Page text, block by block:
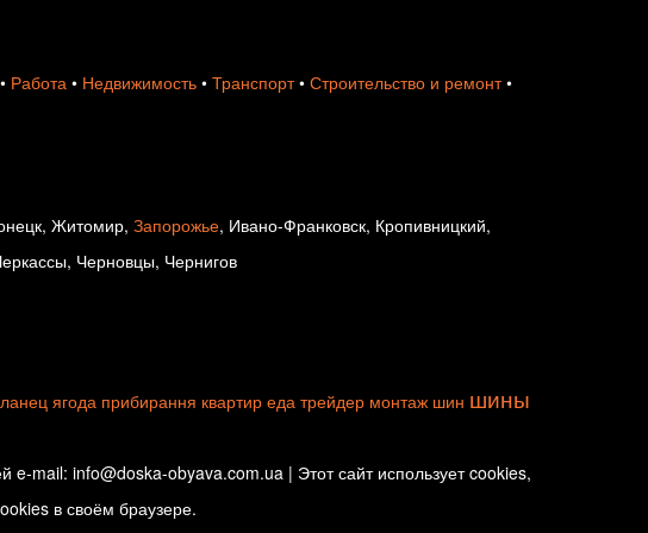
Работа • Недвижимость • Транспорт• Строительство и ремонт•
Житомир, Запорожье, Ивано-Франковск, Кропивницкий,
Черновцы, Чернигов
ягода прибирання квартир еда трейдер монтаж шин шины
mail: info@doska-obyava.com.ua | Этот сайт использует cookies,
в своём браузере.